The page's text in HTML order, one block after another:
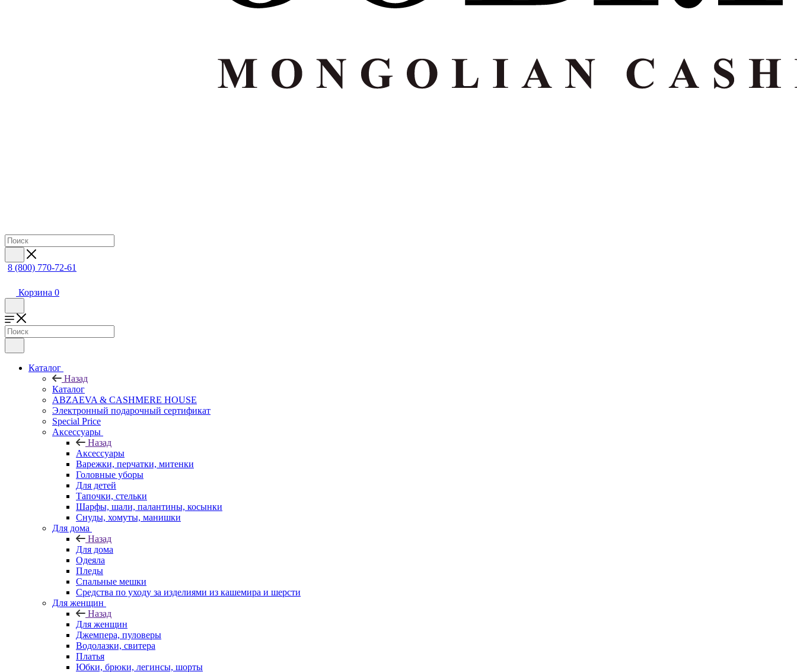
8 (800) 770-72-61
Корзина 0
Каталог
Назад
Каталог
ABZAEVA & CASHMERE HOUSE
Электронный подарочный сертификат
Special Price
Аксессуары
Назад
Аксессуары
Варежки, перчатки, митенки
Головные уборы
Для детей
Тапочки, стельки
Шарфы, шали, палантины, косынки
Снуды, хомуты, манишки
Для дома
Назад
Для дома
Одеяла
Пледы
Спальные мешки
Средства по уходу за изделиями из кашемира и шерсти
Для женщин
Назад
Для женщин
Джемпера, пуловеры
Водолазки, свитера
Платья
Юбки, брюки, легинсы, шорты